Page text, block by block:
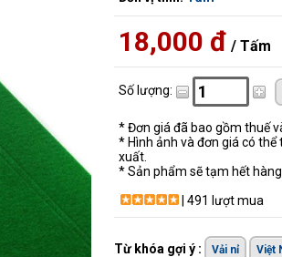
18,000 đ / Tấm
Số lượng:
* Đơn giá đã bao gồm thuế
* Hình ảnh và đơn giá có
xuất.
* Sản phẩm sẽ tạm hết
| 491 lượt mua
Từ khóa gợi ý : Vải nỉ Việt